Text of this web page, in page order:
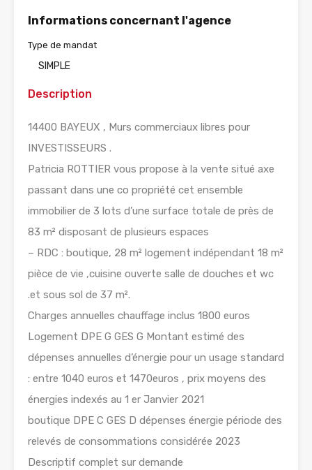
Informations concernant l'agence
Type de mandat
SIMPLE
Description
14400 BAYEUX , Murs commerciaux libres pour
INVESTISSEURS .
Patricia ROTTIER vous propose à la vente situé axe
passant dans une co propriété cet ensemble
immobilier de 3 lots d’une surface totale de près de
83 m² disposant de plusieurs espaces
– RDC : boutique, 28 m² logement indépendant 18 m²
pièce de vie ,cuisine ouverte salle de douches et wc
.et sous sol de 37 m².
Charges annuelles chauffage inclus 1800 euros
Logement DPE G GES G Montant estimé des
dépenses annuelles d’énergie pour un usage standard
: entre 1040 euros et 1470euros , prix moyens des
énergies indexés au 1 er Janvier 2021
boutique DPE C GES D dépenses énergie période des
relevés de consommations considérée 2023
Descriptif complet sur demande